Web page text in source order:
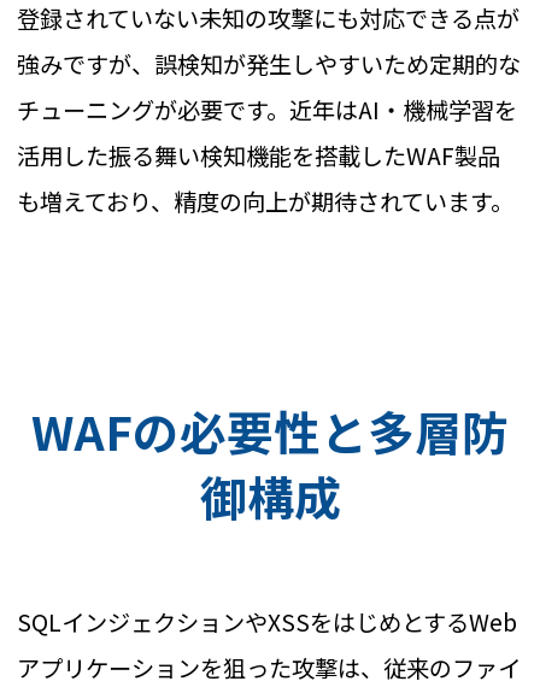
登録されていない未知の攻撃にも対応できる点が
強みですが、誤検知が発生しやすいため定期的な
チューニングが必要です。近年はAI・機械学習を
活用した振る舞い検知機能を搭載したWAF製品
も増えており、精度の向上が期待されています。
WAFの必要性と多層防
御構成
SQLインジェクションやXSSをはじめとするWeb
アプリケーションを狙った攻撃は、従来のファイ